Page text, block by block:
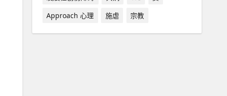
Approach 心理
施虐 宗教